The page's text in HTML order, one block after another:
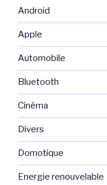
Android
Apple
Automobile
Bluetooth
Cinéma
Divers
Domotique
Energie renouvelable